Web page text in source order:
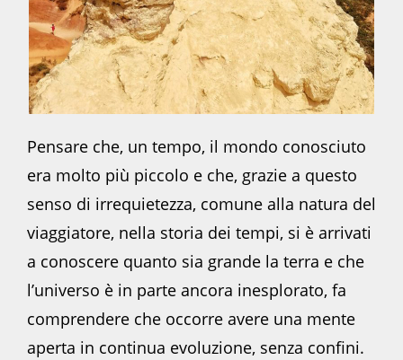
Pensare che, un tempo, il mondo conosciuto
era molto più piccolo e che, grazie a questo
senso di irrequietezza, comune alla natura del
viaggiatore, nella storia dei tempi, si è arrivati
a conoscere quanto sia grande la terra e che
l’universo è in parte ancora inesplorato, fa
comprendere che occorre avere una mente
aperta in continua evoluzione, senza confini.